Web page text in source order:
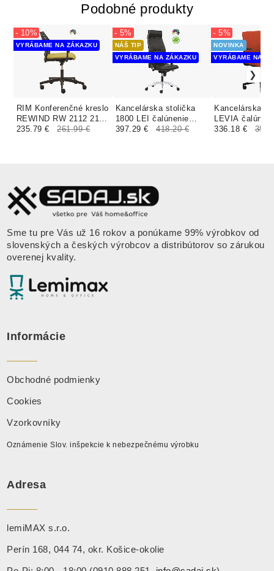
Podobné produkty
RIM Konferenčné kreslo
REWIND RW 2112 2113
čalúnenie URBAN, JET
VYRÁBAME NA ZÁKAZKU
- 10%
235.79 € 261.99 €
Kancelárska stolička
1800 LEI čalúnenie
MEDITAP koženka
NÁŠ TIP
VYRÁBAME NA ZÁKAZKU
- 5%
397.29 € 418.20 €
Kancelárska
LEVIA
SUEDINE
NOVINKA
VYRÁBAME NA
- 5%
336.18 €
Sme tu pre Vás už 16 rokov a ponúkame 99% výrobkov od
slovenských a českých výrobcov a distribútorov so zárukou
overenej kvality.
Informácie
Obchodné podmienky
Cookies
Vzorkovníky
Oznámenie Slov. inšpekcie k nebezpečnému výrobku
Adresa
lemiMAX s.r.o.
Perín 168, 044 74, okr. Košice-okolie